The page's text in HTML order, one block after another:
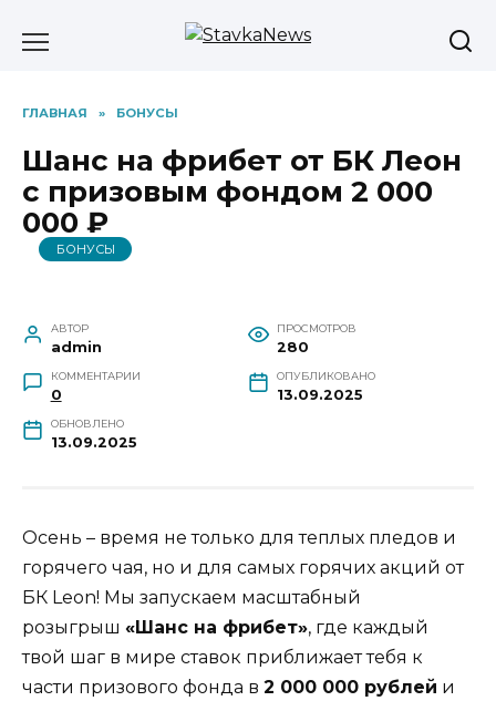
ГЛАВНАЯ » БОНУСЫ
Шанс на фрибет от БК Леон
с призовым фондом 2 000
000 ₽
БОНУСЫ
АВТОР
admin
ПРОСМОТРОВ
280
КОММЕНТАРИИ
0
ОПУБЛИКОВАНО
13.09.2025
ОБНОВЛЕНО
13.09.2025
Осень – время не только для теплых пледов и
горячего чая, но и для самых горячих акций от
БК Leon! Мы запускаем масштабный
розыгрыш «Шанс на фрибет», где каждый
твой шаг в мире ставок приближает тебя к
части призового фонда в 2 000 000 рублей и